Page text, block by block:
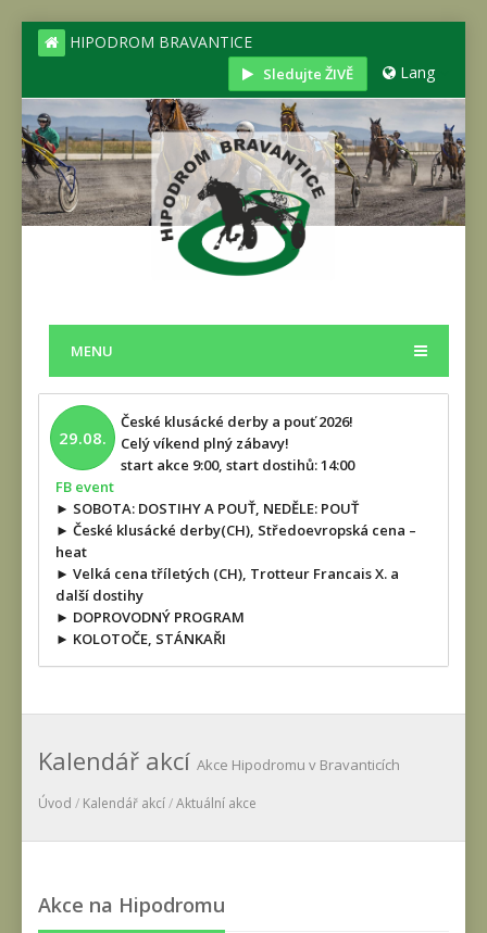
HIPODROM BRAVANTICE
Sledujte ŽIVĚ Lang
MENU
29.08.
České klusácké derby a pouť 2026!
Celý víkend plný zábavy!
start akce 9:00, start dostihů: 14:00
FB event
► SOBOTA: DOSTIHY A POUŤ, NEDĚLE: POUŤ
► České klusácké derby(CH), Středoevropská cena –
heat
► Velká cena tříletých (CH), Trotteur Francais X. a
další dostihy
► DOPROVODNÝ PROGRAM
► KOLOTOČE, STÁNKAŘI
Kalendář akcí Akce Hipodromu v Bravanticích
Úvod / Kalendář akcí/Aktuální akce
Akce na Hipodromu